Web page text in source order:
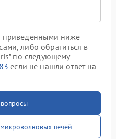
приведенными ниже
либо обратиться в
по следующему
если не нашли ответ на
печей